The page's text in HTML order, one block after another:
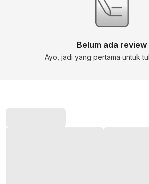
Belum ada review
Ayo, jadi yang pertama untuk